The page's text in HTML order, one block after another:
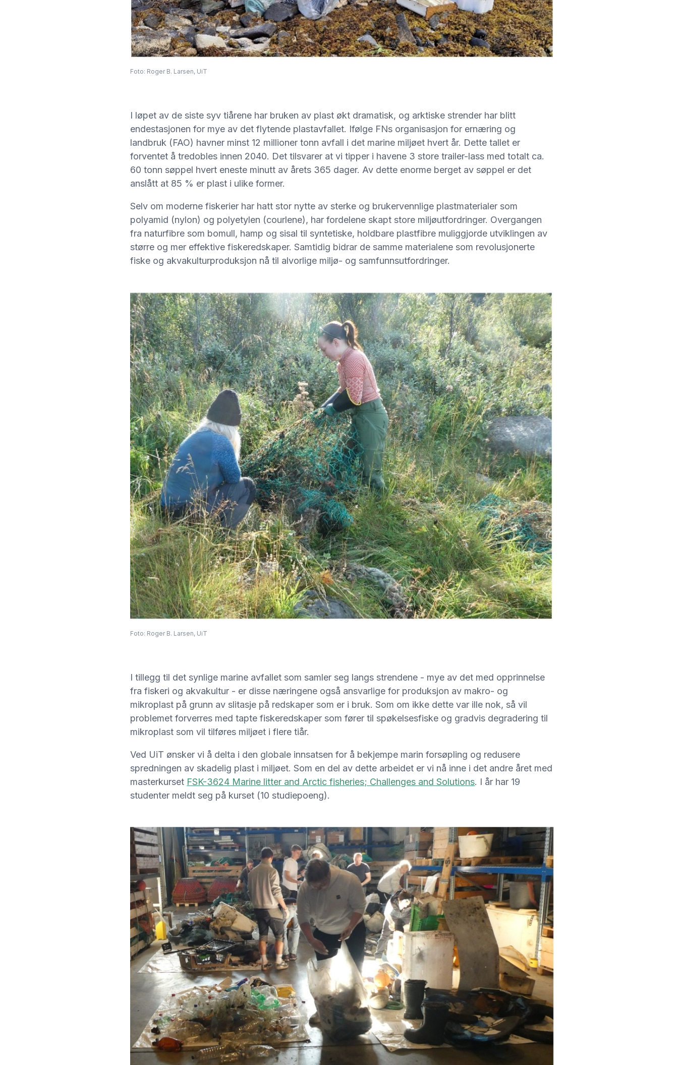
Foto: Roger B. Larsen, UiT
I løpet av de siste syv tiårene har bruken av plast økt dramatisk, og arktiske strender har blitt
endestasjonen for mye av det flytende plastavfallet. Ifølge FNs organisasjon for ernæring og
landbruk (FAO) havner minst 12 millioner tonn avfall i det marine miljøet hvert år. Dette tallet er
forventet å tredobles innen 2040. Det tilsvarer at vi tipper i havene 3 store trailer-lass med totalt ca.
60 tonn søppel hvert eneste minutt av årets 365 dager. Av dette enorme berget av søppel er det
anslått at 85 % er plast i ulike former.
Selv om moderne fiskerier har hatt stor nytte av sterke og brukervennlige plastmaterialer som
polyamid (nylon) og polyetylen (courlene), har fordelene skapt store miljøutfordringer. Overgangen
fra naturfibre som bomull, hamp og sisal til syntetiske, holdbare plastfibre muliggjorde utviklingen av
større og mer effektive fiskeredskaper. Samtidig bidrar de samme materialene som revolusjonerte
fiske og akvakulturproduksjon nå til alvorlige miljø- og samfunnsutfordringer.
Foto: Roger B. Larsen, UiT
I tillegg til det synlige marine avfallet som samler seg langs strendene - mye av det med opprinnelse
fra fiskeri og akvakultur - er disse næringene også ansvarlige for produksjon av makro- og
mikroplast på grunn av slitasje på redskaper som er i bruk. Som om ikke dette var ille nok, så vil
problemet forverres med tapte fiskeredskaper som fører til spøkelsesfiske og gradvis degradering til
mikroplast som vil tilføres miljøet i flere tiår.
Ved UiT ønsker vi å delta i den globale innsatsen for å bekjempe marin forsøpling og redusere
spredningen av skadelig plast i miljøet. Som en del av dette arbeidet er vi nå inne i det andre året med
masterkurset FSK-3624 Marine litter and Arctic fisheries; Challenges and Solutions. I år har 19
studenter meldt seg på kurset (10 studiepoeng).